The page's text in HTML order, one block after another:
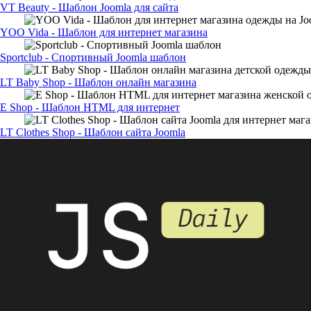
VT Beauty - Шаблон Joomla для сайта
YOO Vida - Шаблон для интернет магазина
Sportclub - Спортивный Joomla шаблон
LT Baby Shop - Шаблон онлайн магазина
E Shop - Шаблон HTML для интернет
LT Clothes Shop - Шаблон сайта Joomla